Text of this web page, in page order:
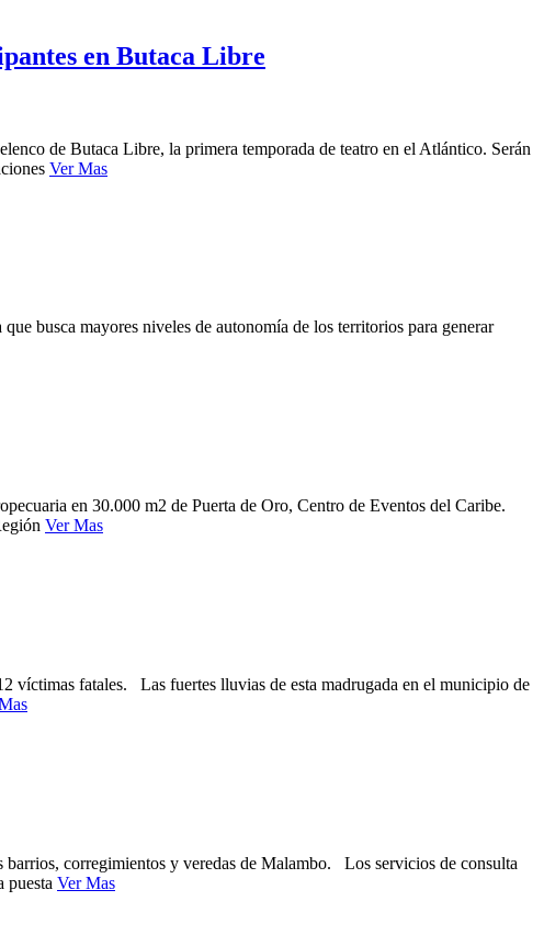
en Butaca Libre
de Butaca Libre, la primera temporada de teatro en el Atlántico. Serán
Ver Mas
busca mayores niveles de autonomía de los territorios para generar
en 30.000 m2 de Puerta de Oro, Centro de Eventos del Caribe.
Ver Mas
víctimas fatales. Las fuertes lluvias de esta madrugada en el municipio de
corregimientos y veredas de Malambo. Los servicios de consulta
puesta Ver Mas